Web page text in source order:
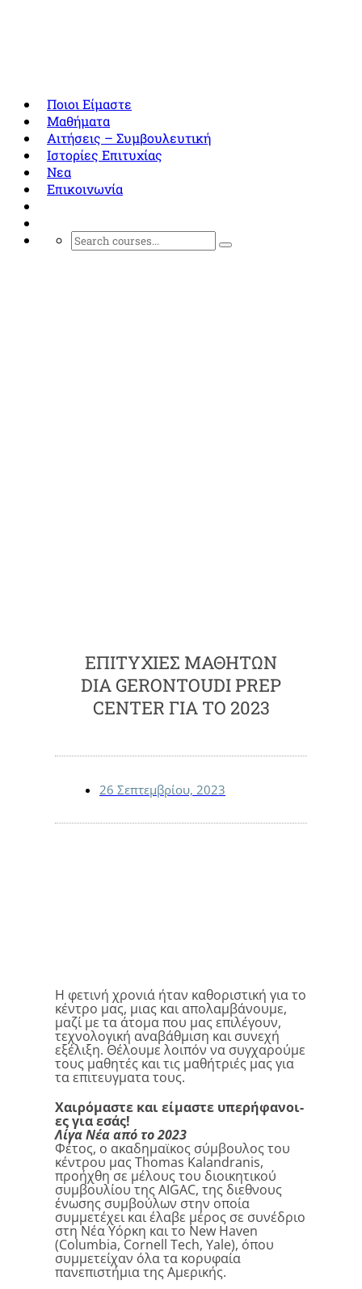
Ποιοι Είμαστε
Μαθήματα
Αιτήσεις – Συμβουλευτική
Ιστορίες Επιτυχίας
Νεα
Επικοινωνία
ΕΠΙΤΥΧΊΕΣ ΜΑΘΗΤΏΝ
DIA GERONTOUDI PREP
CENTER ΓΙΑ ΤΟ 2023
26 Σεπτεμβρίου, 2023
Η φετινή χρονιά ήταν καθοριστική για το
κέντρο μας, μιας και απολαμβάνουμε,
μαζί με τα άτομα που μας επιλέγουν,
τεχνολογική αναβάθμιση και συνεχή
εξέλιξη. Θέλουμε λοιπόν να συγχαρούμε
τους μαθητές και τις μαθήτριές μας για
τα επιτευγματα τους.
Χαιρόμαστε και είμαστε υπερήφανοι-
ες για εσάς!
Λίγα Νέα από το 2023
Φέτος, ο ακαδημαϊκος σύμβουλος του
κέντρου μας Thomas Kalandranis,
προήχθη σε μέλους του διοικητικού
συμβουλίου της AIGAC, της διεθνους
ένωσης συμβούλων στην οποία
συμμετέχει και έλαβε μέρος σε συνέδριο
στη Νέα Υόρκη και το New Haven
(Columbia, Cornell Tech, Yale), όπου
συμμετείχαν όλα τα κορυφαία
πανεπιστήμια της Αμερικής.